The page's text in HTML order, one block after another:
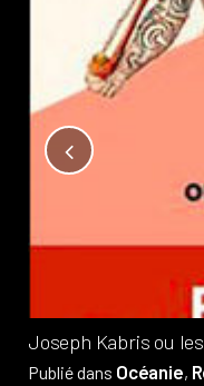
Joseph Kabris ou les
Publié dans Océanie,